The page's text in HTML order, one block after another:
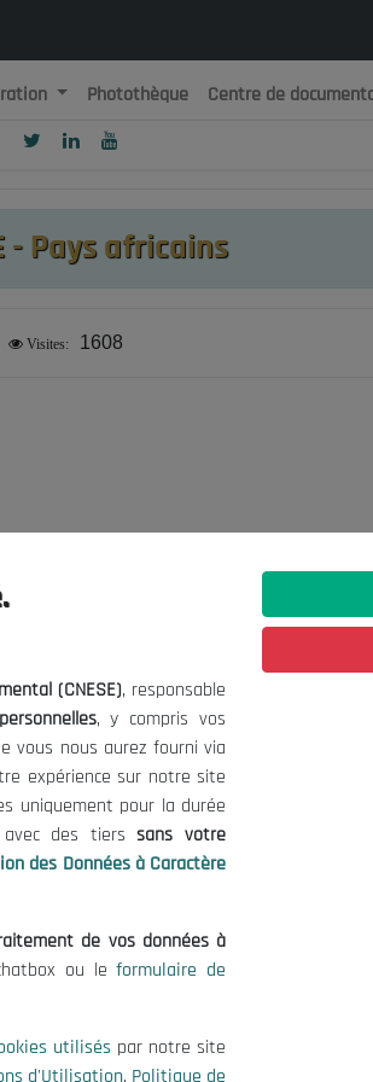
et Populaire
Photothèque Centre de
- Pays africains
Visites: 1608
Nous Contacter
contact@cnese.dz
Suggestions ou Initiatives ?
(CNESE), responsable
, y compris vos
vous nous aurez fourni via
expérience sur notre site
uniquement pour la durée
avec des tierssans votre
des Données à Caractère
de vos données à
ou leformulaire de
utilisés par notre site
d'Utilisation, Politique de